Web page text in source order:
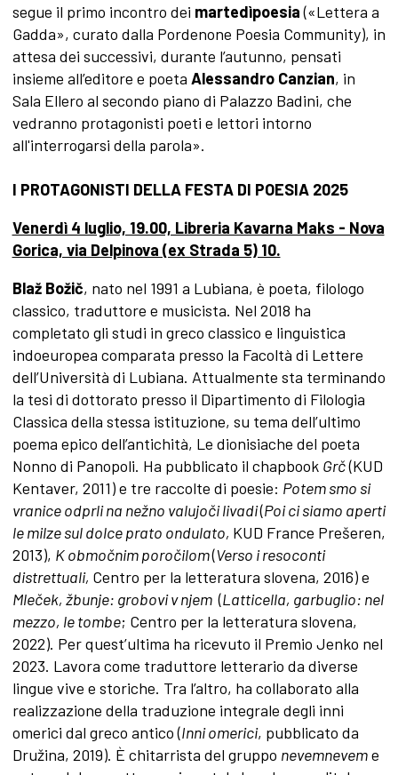
segue il primo incontro dei martedìpoesia(«Lettera a
Gadda», curato dalla Pordenone Poesia Community), in
attesa dei successivi, durante l’autunno, pensati
insieme all’editore e poeta Alessandro Canzian, in
Sala Ellero al secondo piano di Palazzo Badini, che
vedranno protagonisti poeti e lettori intorno
all'interrogarsi della parola».
I PROTAGONISTI DELLA FESTA DI POESIA 2025
Venerdì 4 luglio, 19.00, Libreria Kavarna Maks - Nova
Gorica, via Delpinova (ex Strada 5) 10.
Blaž Božič, nato nel 1991 a Lubiana, è poeta, filologo
classico, traduttore e musicista. Nel 2018 ha
completato gli studi in greco classico e linguistica
indoeuropea comparata presso la Facoltà di Lettere
dell’Università di Lubiana. Attualmente sta terminando
la tesi di dottorato presso il Dipartimento di Filologia
Classica della stessa istituzione, su tema dell’ultimo
poema epico dell’antichità, Le dionisiache del poeta
Nonno di Panopoli. Ha pubblicato il chapbook Grč(KUD
Kentaver, 2011) e tre raccolte di poesie: Potem smo si
vranice odprli na nežno valujoči livadi(Poi ci siamo aperti
le milze sul dolce prato ondulato, KUD France Prešeren,
2013), K območnim poročilom(Verso i resoconti
distrettuali, Centro per la letteratura slovena, 2016) e
Mleček, žbunje: grobovi v njem (Latticella, garbuglio: nel
mezzo, le tombe; Centro per la letteratura slovena,
2022). Per quest’ultima ha ricevuto il Premio Jenko nel
2023. Lavora come traduttore letterario da diverse
lingue vive e storiche. Tra l’altro, ha collaborato alla
realizzazione della traduzione integrale degli inni
omerici dal greco antico (Inni omerici, pubblicato da
Družina, 2019). È chitarrista del gruppo nevemneveme